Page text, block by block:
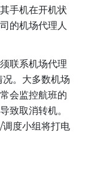
手机在开机状
的机场代理人
联系机场代理
。大多数机场
会监控航班的
致取消转机。
度小组将打电